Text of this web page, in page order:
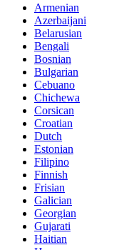
Armenian
Azerbaijani
Belarusian
Bengali
Bosnian
Bulgarian
Cebuano
Chichewa
Corsican
Croatian
Dutch
Estonian
Filipino
Finnish
Frisian
Galician
Georgian
Gujarati
Haitian